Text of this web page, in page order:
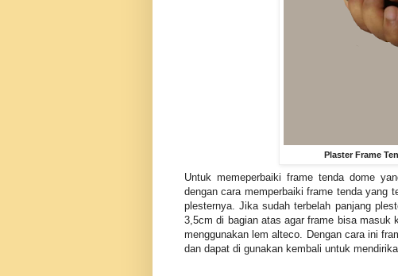
Plaster Frame
Untuk memeperbaiki frame tenda dome
dengan cara memperbaiki frame tenda yang
plesternya. Jika sudah terbelah panjang
3,5cm di bagian atas agar frame bisa masuk
menggunakan lem alteco. Dengan cara ini
dan dapat di gunakan kembali untuk